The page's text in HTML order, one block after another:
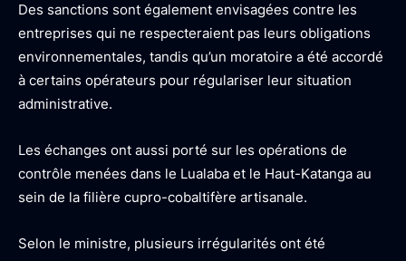
Des sanctions sont également envisagées contre les
entreprises qui ne respecteraient pas leurs obligations
environnementales, tandis qu’un moratoire a été accordé
à certains opérateurs pour régulariser leur situation
administrative.
Les échanges ont aussi porté sur les opérations de
contrôle menées dans le Lualaba et le Haut-Katanga au
sein de la filière cupro-cobaltifère artisanale.
Selon le ministre, plusieurs irrégularités ont été